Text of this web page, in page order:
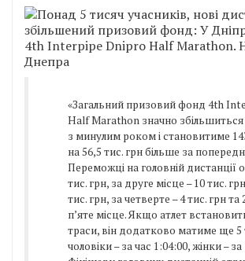
«Загальний призовий фонд 4th
Half Marathon значно збільшиться
з минулим роком і становитиме
на 56,5 тис. грн більше за
Переможці на головній дистанції
тис. грн, за друге місце – 10 тис.
тис. грн, за четверте – 4 тис. грн та
п’яте місце. Якщо атлет
траси, він додатково матиме ще 5
чоловіки – за час 1:04:00, жінки – за